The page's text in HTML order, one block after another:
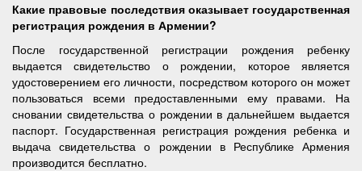
Какие правовые последствия оказывает государственная
регистрация рождения в Армении?
После государственной регистрации рождения ребенку
выдается свидетельство о рождении, которое является
удостоверением его личности, посредством которого он может
пользоваться всеми предоставленными ему правами. На
сновании свидетельства о рождении в дальнейшем выдается
паспорт. Государственная регистрация рождения ребенка и
выдача свидетельства о рождении в Республике Армения
производится бесплатно.